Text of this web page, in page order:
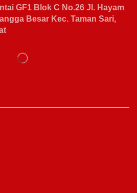
GF1 Blok C No.26 Jl. Hayam
Besar Kec. Taman Sari,